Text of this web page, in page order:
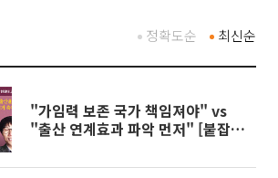
최신순
정확도순
"가임력 보존 국가 책임져야" vs
"출산 연계효과 파악 먼저" [붙잡은